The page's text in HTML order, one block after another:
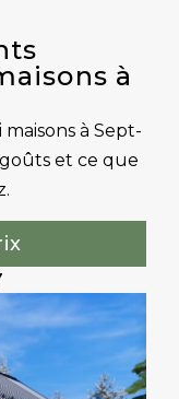
à
à Sept-
et ce que